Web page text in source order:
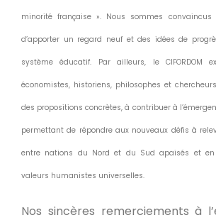
minorité française ». Nous sommes
d’apporter un regard neuf et des idées de
système éducatif. Par ailleurs, le CIFORDOM
économistes, historiens, philosophes et
des propositions concrètes, à contribuer à
permettant de répondre aux nouveaux défis à
entre nations du Nord et du Sud apaisés et en
valeurs humanistes universelles.
Nos sincères remerciements à